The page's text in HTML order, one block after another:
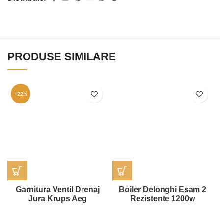
PRODUSE SIMILARE
-22%
Garnitura Ventil Drenaj
Jura Krups Aeg
Boiler Delonghi Esam 2
Rezistente 1200w